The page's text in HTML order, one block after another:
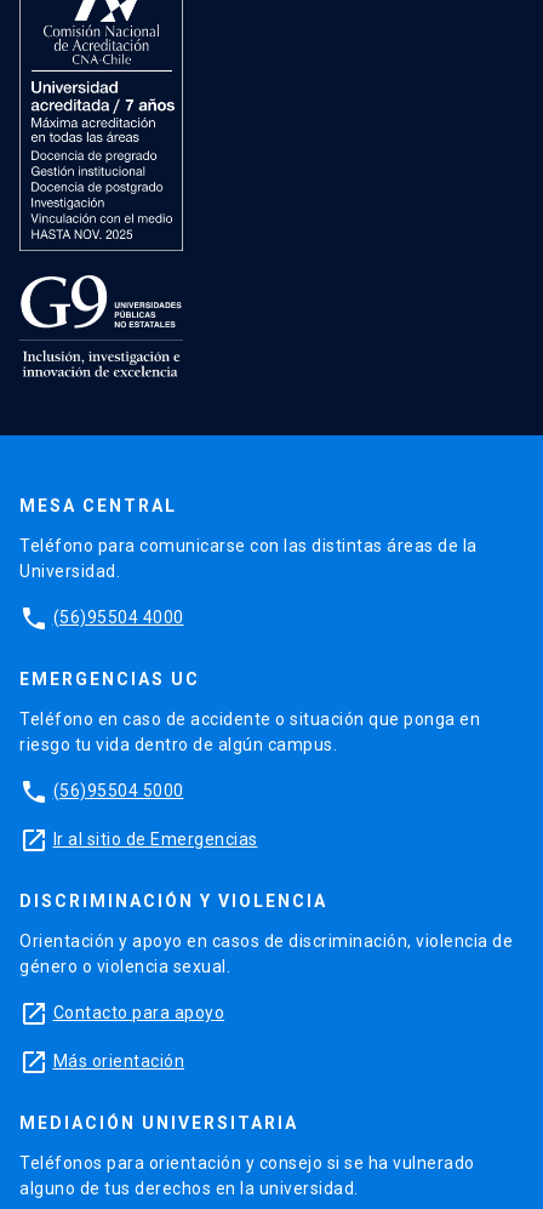
MESA CENTRAL
Teléfono para comunicarse con las distintas áreas de la
Universidad.
phone (56)95504 4000
EMERGENCIAS UC
Teléfono en caso de accidente o situación que ponga en
riesgo tu vida dentro de algún campus.
phone (56)95504 5000
launch Ir al sitio de Emergencias
DISCRIMINACIÓN Y VIOLENCIA
Orientación y apoyo en casos de discriminación, violencia de
género o violencia sexual.
launch Contacto para apoyo
launch Más orientación
MEDIACIÓN UNIVERSITARIA
Teléfonos para orientación y consejo si se ha vulnerado
alguno de tus derechos en la universidad.